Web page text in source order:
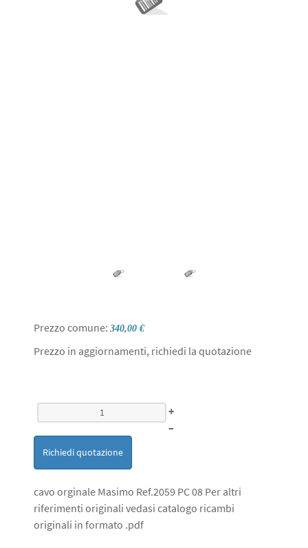
Prezzo comune: 340,00 €
Prezzo in aggiornamenti, richiedi la quotazione
+
–
Richiedi quotazione
cavo orginale Masimo Ref.2059 PC 08 Per altri
riferimenti originali vedasi catalogo ricambi
originali in formato .pdf